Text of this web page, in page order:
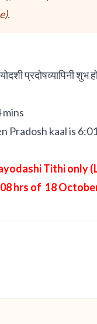
प्रदोषव्यापिनी शुभ
Pradosh kaal is
Tithi only
hrs of 18